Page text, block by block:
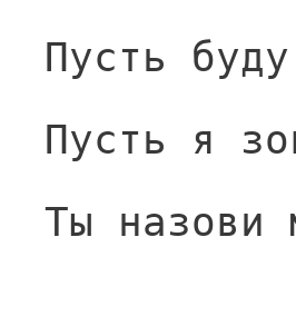
Пусть
Пусть я
Ты назови